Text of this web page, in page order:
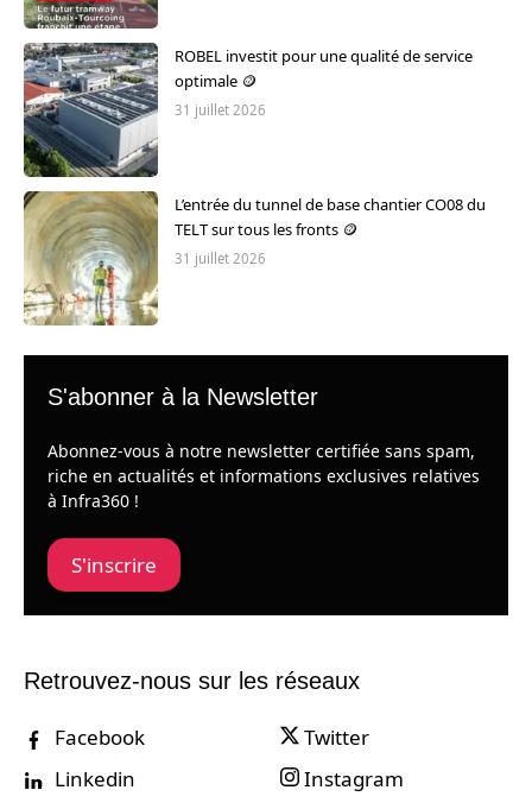
ROBEL investit pour une qualité de service
optimale 🪙
31 juillet 2026
L’entrée du tunnel de base chantier CO08 du
TELT sur tous les fronts 🪙
31 juillet 2026
S'abonner à la Newsletter
Abonnez-vous à notre newsletter certifiée sans spam,
riche en actualités et informations exclusives relatives
à Infra360 !
S'inscrire
Retrouvez-nous sur les réseaux
Facebook
Twitter
Linkedin
Instagram